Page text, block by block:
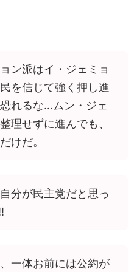
ン派はイ・ジェミョ
を信じて強く押し進
れるな…ムン・ジェ
理せずに進んでも、
けだ。
分が民主党だと思っ
一体お前には公約が